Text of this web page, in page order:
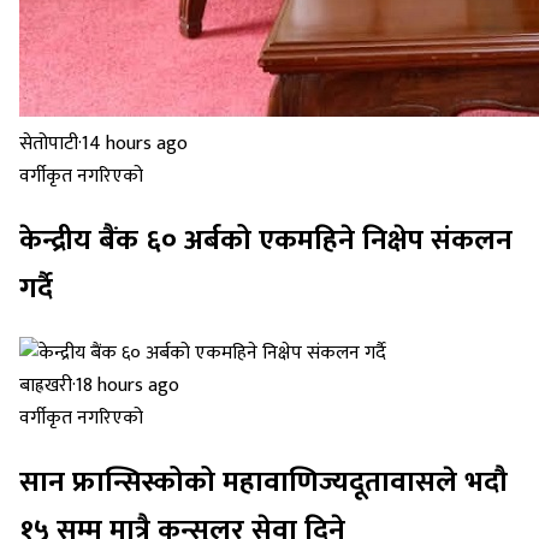
सेतोपाटी·14 hours ago
वर्गीकृत नगरिएको
केन्द्रीय बैंक ६० अर्बको एकमहिने निक्षेप संकलन
गर्दै
बाह्रखरी·18 hours ago
वर्गीकृत नगरिएको
सान फ्रान्सिस्कोको महावाणिज्यदूतावासले भदौ